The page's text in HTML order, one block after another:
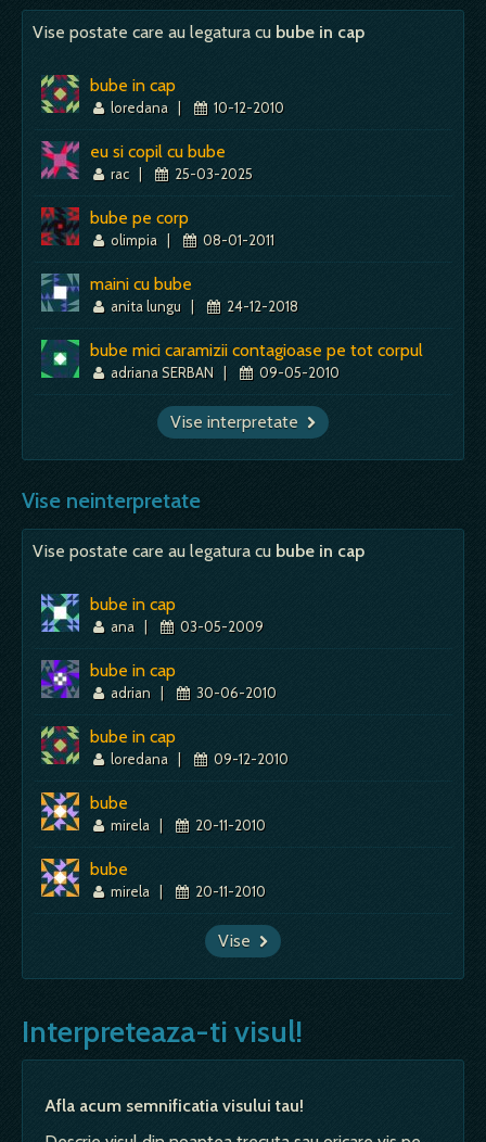
Vise postate care au legatura cu bube in cap
bube in cap
loredana | 10-12-2010
eu si copil cu bube
rac | 25-03-2025
bube pe corp
olimpia | 08-01-2011
maini cu bube
anita lungu | 24-12-2018
bube mici caramizii contagioase pe tot corpul
adriana SERBAN | 09-05-2010
Vise interpretate
Vise neinterpretate
Vise postate care au legatura cu bube in cap
bube in cap
ana | 03-05-2009
bube in cap
adrian | 30-06-2010
bube in cap
loredana | 09-12-2010
bube
mirela | 20-11-2010
bube
mirela | 20-11-2010
Vise
Interpreteaza-ti visul!
Afla acum semnificatia visului tau!